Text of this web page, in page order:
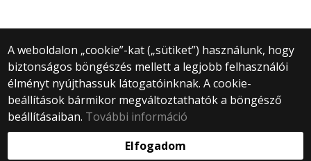
A weboldalon „cookie”-kat („sütiket”) használunk, hogy
biztonságos böngészés mellett a legjobb felhasználói
élményt nyújthassuk látogatóinknak. A cookie-
beállítások bármikor megváltoztathatók a böngésző
beállításaiban. További információ
Elfogadom
© 2025 Eötvös Loránd Tudományegyetem
Minden jog fenntartva.
1053 Budapest, Egyetem tér 1–3.
Központi telefonszám: +36 1 411 6500
Webfejlesztés: